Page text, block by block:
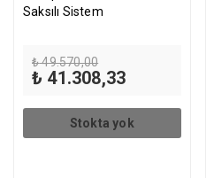
Saksılı Sistem
₺49.570,00Orijinal
fiyat:
₺ 49.570,00.
₺ 41.308,33Şu
fiyat:
₺ 41.308,33.
Stokta yok